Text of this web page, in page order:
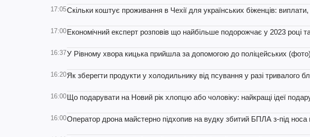
17:05Скільки коштує проживання в Чехії для українських біженців:
17:00Економічний експерт розповів що найбільше подорожчає у 2023 році
16:37У Рівному хвора кицька прийшла за допомогою до поліцейських (фото)
16:20Як зберегти продукти у холодильнику від псування у разі тривалого
16:00Що подарувати на Новий рік хлопцю або чоловіку: найкращі ідеї
16:00Оператор дрона майстерно підхопив на вудку збитий БПЛА з-під носа